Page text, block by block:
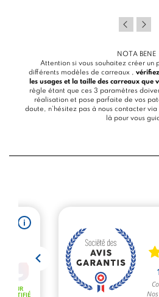
NOTA BENE
Attention si vous souhaitez créer un
différents modèles de carreaux ,
les usages et la taille des carreaux que
règle étant que ces 3 paramètres
réalisation et pose parfaite de vos
doute, n’hésitez pas à nous contacter via
là pour vous